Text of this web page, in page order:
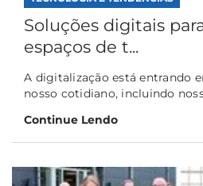
Soluções digitais
espaços de t...
A digitalização está entrando
nosso cotidiano, incluindo
Continue Lendo